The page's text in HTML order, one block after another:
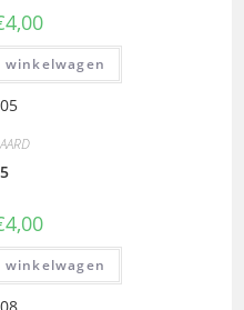
4,00
winkelwagen
4,00
winkelwagen